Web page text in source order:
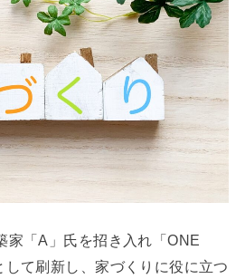
家「A」氏を招き入れ「ONE
て刷新し、家づくりに役に立つ